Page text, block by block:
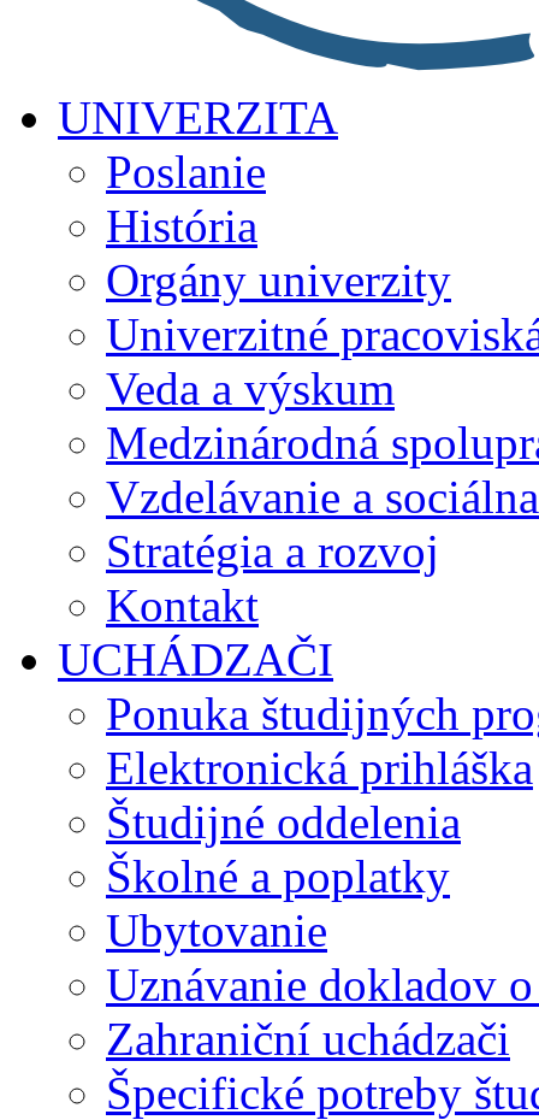
UNIVERZITA
Poslanie
História
Orgány univerzity
Univerzitné
Veda a výskum
Medzinárodná
Vzdelávanie a
Stratégia a rozvoj
Kontakt
UCHÁDZAČI
Ponuka študijných
Elektronická prihláška
Študijné oddelenia
Školné a poplatky
Ubytovanie
Uznávanie dokladov
Zahraniční uchádzači
Špecifické potreby